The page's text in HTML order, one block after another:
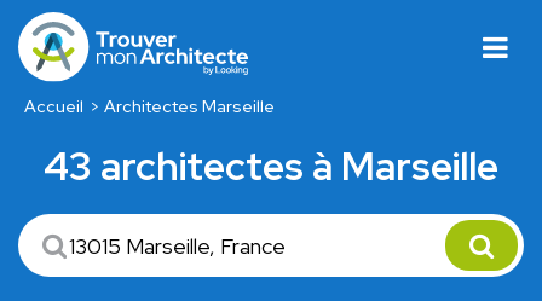
Accueil Architectes Marseille
43 architectes à Marseille